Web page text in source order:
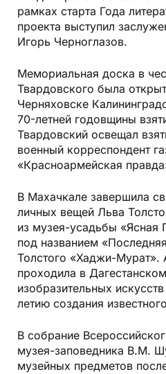
рамках старта Года
проекта выступил
Игорь Черноглазов.
Мемориальная доска в
Твардовского была
Черняховске
70-летней годовщины
Твардовский освещал
военный корреспондент
«Красноармейская
В Махачкале завершила
личных вещей Льва
из музея-усадь­бы «Ясная
под названием
Толстого «Хаджи-Мурат».
проходила в
изобразительных
летию создания
В собрание
музея-заповедника В.М.
музейных предметов